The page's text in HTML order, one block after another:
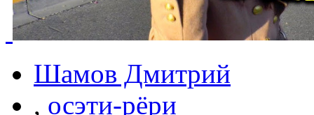
Шамов Дмитрий
, осэти-рёри